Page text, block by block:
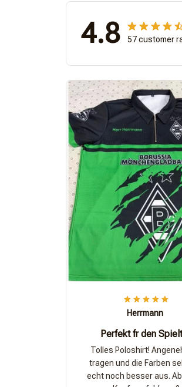
4.8 57 customer
Herrmann
Perfekt fr den
Tolles Poloshirt!
tragen und die Farben
echt noch besser aus.